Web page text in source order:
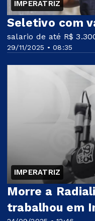
IMPERATRIZ
29/11/2025 • 08:35
Seletivo com
salario de até R$
IMPERATRIZ
Morre a
trabalhou em